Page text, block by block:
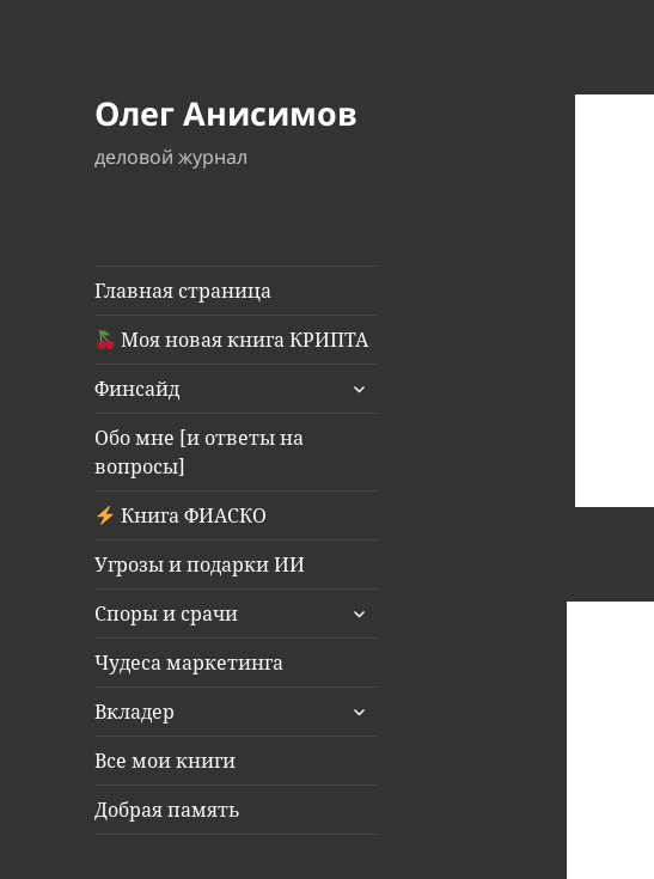
Олег Анисимов
деловой журнал
Главная страница
Моя новая книга КРИПТА
Финсайд
раскрыть
Обо мне [и ответы на
вопросы]
Книга ФИАСКО
Угрозы и подарки ИИ
Споры и срачи
раскрыть
Чудеса маркетинга
Вкладер
раскрыть
Все мои книги
Добрая память